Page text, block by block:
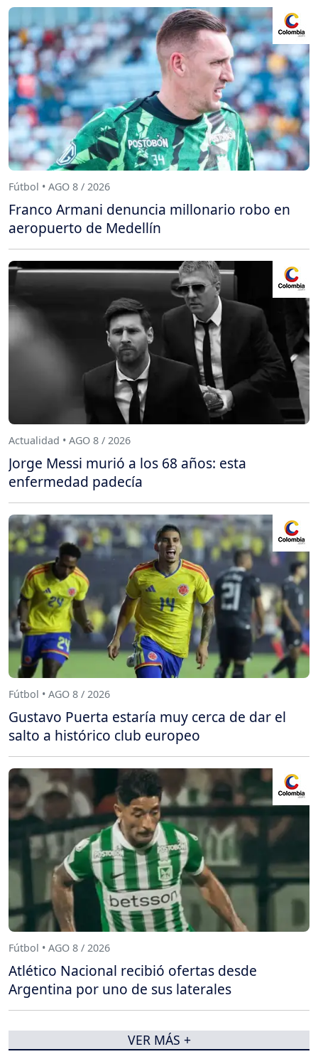
Fútbol • AGO 8 / 2026
Franco Armani denuncia millonario robo en
aeropuerto de Medellín
Actualidad • AGO 8 / 2026
Jorge Messi murió a los 68 años: esta
enfermedad padecía
Fútbol • AGO 8 / 2026
Gustavo Puerta estaría muy cerca de dar el
salto a histórico club europeo
Fútbol • AGO 8 / 2026
Atlético Nacional recibió ofertas desde
Argentina por uno de sus laterales
VER MÁS +